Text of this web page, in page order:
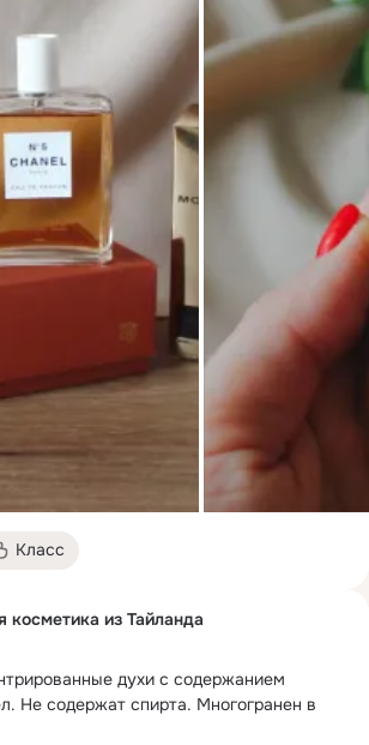
Класс
косметика из Тайланда
духи с содержанием
Не содержат спирта. Многогранен в